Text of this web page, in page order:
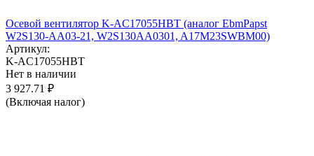
Осевой вентилятор K-AC17055HBT (аналог EbmPapst
W2S130-AA03-21, W2S130AA0301, A17M23SWBM00)
Артикул:
K-AC17055HBT
Нет в наличии
3 927.71 ₽
(Включая налог)